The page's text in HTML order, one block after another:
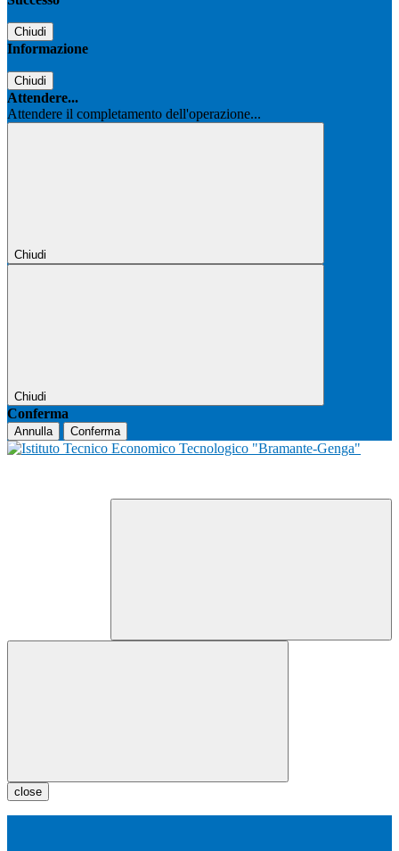
Chiudi
Informazione
Chiudi
Attendere...
Attendere il completamento dell'operazione...
Chiudi
Chiudi
Conferma
Annulla Conferma
close